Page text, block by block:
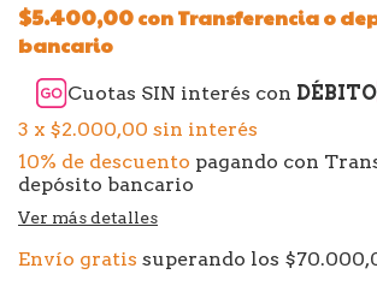
$5.400,00conTransferencia o
bancario
Cuotas SIN interés con DÉBITO
3 x $2.000,00 sin interés
10% de descuento pagando con
depósito bancario
Ver más detalles
Envío gratis superando los